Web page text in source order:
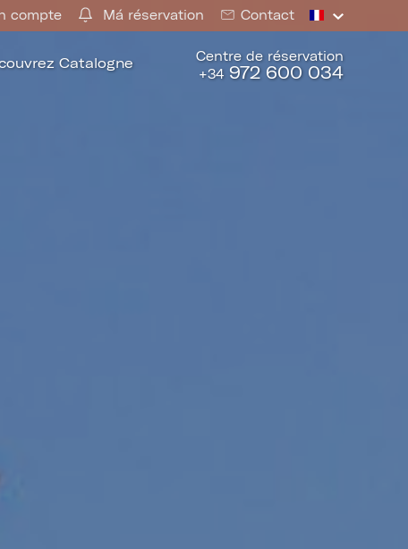
compte Má réservation Contact
Catalogne
Centre de réservation
+34972 600 034